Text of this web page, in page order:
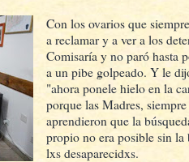
Con los ovarios que
a reclamar y a ver a los
Comisaría y no paró hasta
a un pibe golpeado. Y le
"ahora ponele hielo en la
porque las Madres,
aprendieron que la
propio no era posible sin la
lxs desaparecidxs.